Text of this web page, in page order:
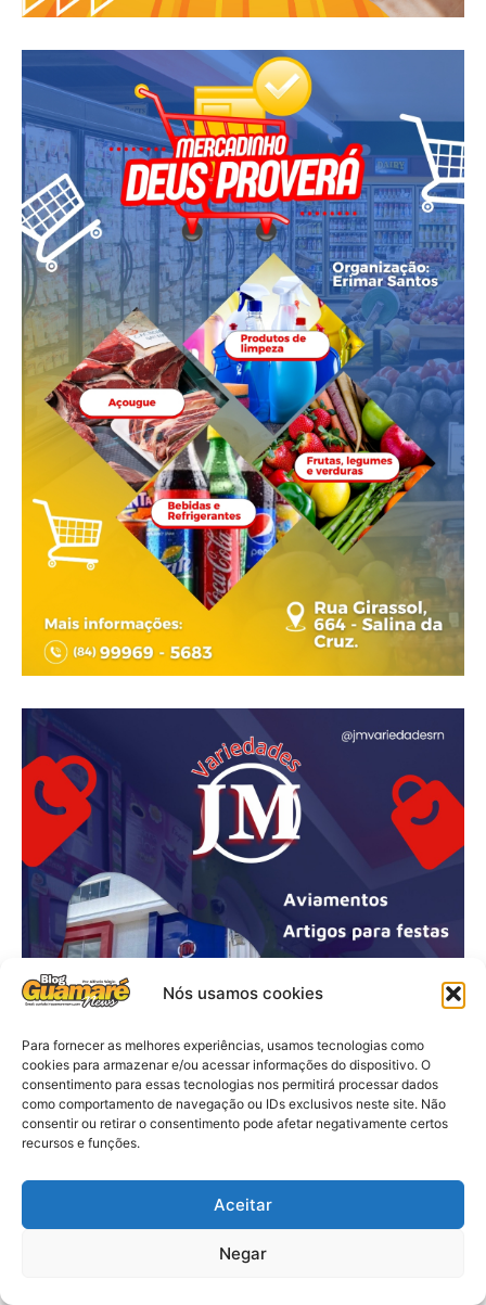
Nós usamos cookies
Para fornecer as melhores experiências, usamos tecnologias como
cookies para armazenar e/ou acessar informações do dispositivo. O
consentimento para essas tecnologias nos permitirá processar dados
como comportamento de navegação ou IDs exclusivos neste site. Não
consentir ou retirar o consentimento pode afetar negativamente certos
recursos e funções.
Aceitar
Negar